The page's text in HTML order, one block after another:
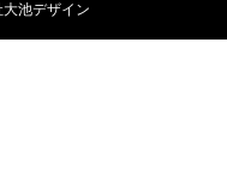
池デザイン